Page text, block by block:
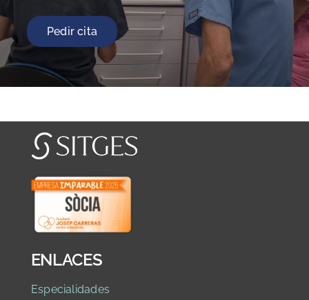
Pedir cita
ENLACES
Especialidades